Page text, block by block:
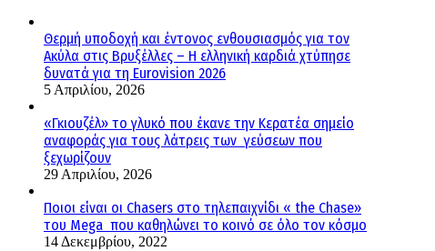
Θερμή υποδοχή και έντονος ενθουσιασμός για τον
Ακύλα στις Βρυξέλλες – Η ελληνική καρδιά χτύπησε
δυνατά για τη Eurovision 2026
5 Απριλίου, 2026
«Γκιουζέλ» το γλυκό που έκανε την Κερατέα σημείο
αναφοράς για τους λάτρεις των γεύσεων που
ξεχωρίζουν
29 Απριλίου, 2026
Ποιοι είναι οι Chasers στο τηλεπαιχνίδι « the Chase»
του Mega που καθηλώνει το κοινό σε όλο τον κόσμο
14 Δεκεμβρίου, 2022